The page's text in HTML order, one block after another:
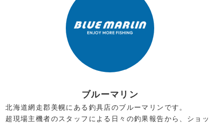
ブルーマリン
北海道網走郡美幌にある釣具店のブルーマリンです。
超現場主機者のスタッフによる日々の釣果報告から、ショッ